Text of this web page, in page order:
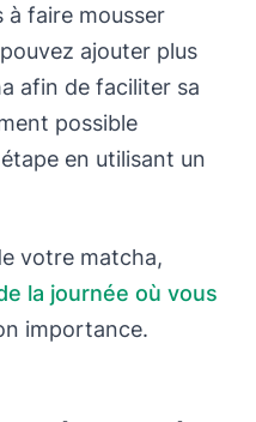
à faire mousser
ajouter plus
afin de faciliter sa
possible
en utilisant un
votre matcha,
la journée où vous
importance.